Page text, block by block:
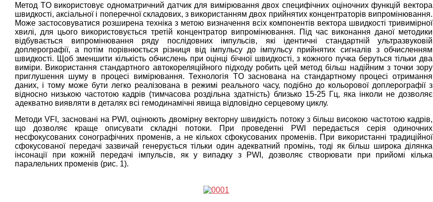
Метод TO використовує одноматричний датчик для вимірювання двох специфічних оціночних функцій вектора
швидкості, аксіальної і поперечної складових, з використанням двох прийнятих концентраторів випромінювання.
Може застосовуватися розширена техніка з метою визначення всіх компонентів вектора швидкості тривимірної
хвилі, для цього використовується третій концентратор випромінювання. Під час виконання даної методики
відбувається випромінювання ряду послідовних імпульсів, які ідентичні стандартній ультразвуковій
доплерографії, а потім порівнюється різниця від імпульсу до імпульсу прийнятих сигналів з обчисленням
швидкості. Щоб зменшити кількість обчислень при оцінці бічної швидкості, з кожного пучка беруться тільки два
виміри. Використання стандартного автокореляційного підходу робить цей метод більш надійним з точки зору
приглушення шуму в процесі вимірювання. Технологія TO заснована на стандартному процесі отримання
даних, і тому може бути легко реалізована в режимі реального часу, подібно до кольорової доплерографії з
відносно низькою частотою кадрів (тимчасова роздільна здатність) близько 15-25 Гц, яка інколи не дозволяє
адекватно виявляти в деталях всі гемодинамічні явища відповідно серцевому циклу.
Методи VFI, засновані на PWI, оцінюють двомірну векторну швидкість потоку з більш високою частотою кадрів,
що дозволяє краще описувати складні потоки. При проведенні PWI передається серія одиночних
несфокусованих сонографічних променів, а не кількох сфокусованих променів. При використанні традиційної
сфокусованої передачі зазвичай генерується тільки один адекватний промінь, тоді як більш широка ділянка
інсонації при кожній передачі імпульсів, як у випадку з PWI, дозволяє створювати при прийомі кілька
паралельних променів (рис. 1).